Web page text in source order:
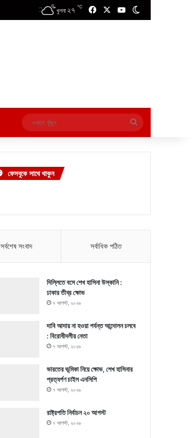
খুলনা ২৭ ℃ FacebookYouTube
এখানে
খুঁজুন
ফেসবুকে সাথে থাকুন
সর্বশেষ সংবাদ সর্বাধিক পঠিত
দিল্লিতে বসে শেখ হাসিনা উস্কানি :
ঢাকার তীব্র ক্ষোভ
৭ আগস্ট, ২০২৬
দাবি আদায় না হওয়া পর্যন্ত আন্দোলন চলবে
: বিরোধীদলীয় নেতা
৭ আগস্ট, ২০২৬
ভারতের ভূমিকা নিয়ে ক্ষোভ, শেখ হাসিনার
প্রত্যর্পণ চাইল এনসিপি
৭ আগস্ট, ২০২৬
রাষ্ট্রপতি নির্বাচন ২০ আগস্ট
৭ আগস্ট, ২০২৬